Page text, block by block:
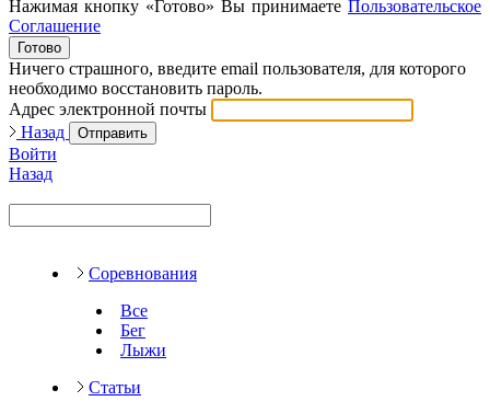
Нажимая кнопку «Готово» Вы принимаете Пользовательское
Соглашение
Готово
Ничего страшного, введите email пользователя, для которого
необходимо восстановить пароль.
Адрес электронной почты
Назад
Отправить
Войти
Назад
Соревнования
Все
Бег
Лыжи
Статьи